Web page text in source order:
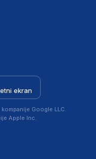
ekran
Google LLC.
Apple Inc.